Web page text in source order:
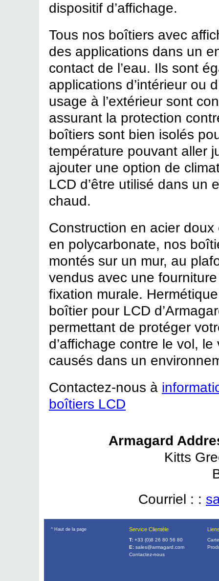
dispositif d’affichage.
Tous nos boîtiers avec
des applications dans un
contact de l’eau. Ils sont
applications d’intérieur ou
usage à l’extérieur sont
assurant la protection
boîtiers sont bien isolés
température pouvant aller
ajouter une option de
LCD d’être utilisé dans un
chaud.
Construction en acier
en polycarbonate, nos
montés sur un mur, au
vendus avec une
fixation murale.
boîtier pour LCD
permettant de protéger
d’affichage contre le vol,
causés dans un
Contactez-nous à
boîtiers LCD
Armagard
Kitts
Courriel : :
^ Haut de la page Service Clientèle
T: +33 (0)8 26 80 56 80
E: sales@armagard.com
Contactez-nous